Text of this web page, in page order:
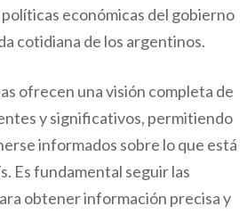
económicas del gobierno
cotidiana de los argentinos.
ofrecen una visión completa de
y significativos, permitiendo
informados sobre lo que está
Es fundamental seguir las
obtener información precisa y